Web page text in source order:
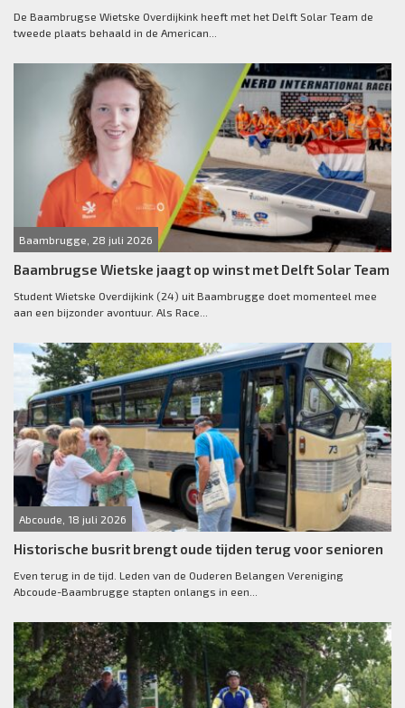
De Baambrugse Wietske Overdijkink heeft met het Delft Solar Team de
tweede plaats behaald in de American...
Baambrugge, 28 juli 2026
Baambrugse Wietske jaagt op winst met Delft Solar Team
Student Wietske Overdijkink (24) uit Baambrugge doet momenteel mee
aan een bijzonder avontuur. Als Race...
Abcoude, 18 juli 2026
Historische busrit brengt oude tijden terug voor senioren
Even terug in de tijd. Leden van de Ouderen Belangen Vereniging
Abcoude-Baambrugge stapten onlangs in een...